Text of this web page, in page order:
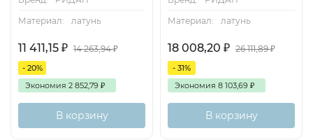
Материал:
латунь
11 411,15 ₽ 14 263,94₽
- 20%
Экономия 2 852,79 ₽
В корзину
Материал:
латунь
18 008,20 ₽ 26 111,89₽
- 31%
Экономия 8 103,69 ₽
В корзину